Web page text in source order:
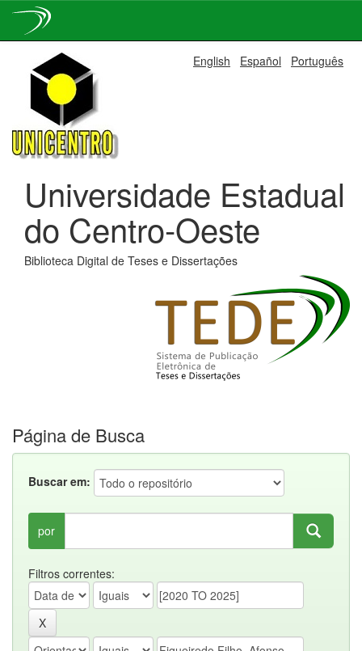
navigation
English Español Português
Universidade Estadual
do Centro-Oeste
Biblioteca Digital de Teses e Dissertações
Página de Busca
Buscar em:
por
Filtros correntes: